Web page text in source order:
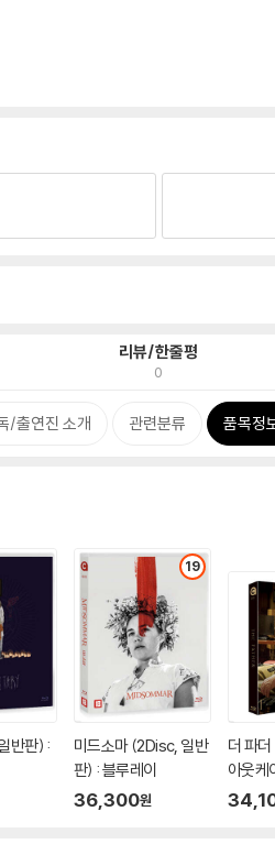
리뷰/한줄평
0
/출연진 소개 관련분류 품목정
반판) :
19
미드소마 (2Disc, 일반
판) : 블루레이
36,300원
더 파
아웃케
이